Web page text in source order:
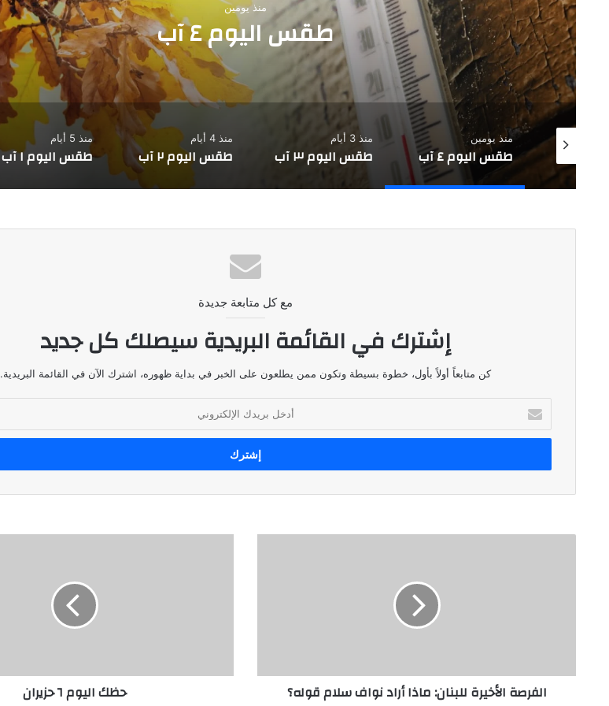
منذ يومين
طقس اليوم ٤ آب
منذ يومين
طقس اليوم ٤ آب
منذ 3 أيام
طقس اليوم ٣ آب
منذ 4 أيام
طقس اليوم ٢ آب
منذ 5 أيام
طقس اليوم ١ آب
مع كل متابعة جديدة
إشترك في القائمة البريدية سيصلك كل جديد
كن متابعاً أولاً بأول، خطوة بسيطة وتكون ممن يطلعون على الخبر في بداية ظهوره، اشترك الآن في القائمة البريدية.
بريدك
الإلكتروني
الفرصة الأخيرة للبنان: ماذا أراد نواف سلام قوله؟ حظك اليوم ٦ حزيران